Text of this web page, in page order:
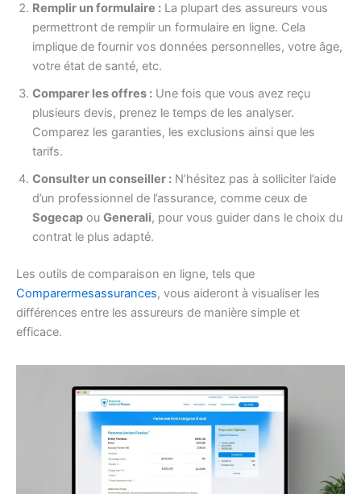
Remplir un formulaire : La plupart des assureurs vous
permettront de remplir un formulaire en ligne. Cela
implique de fournir vos données personnelles, votre âge,
votre état de santé, etc.
Comparer les offres : Une fois que vous avez reçu
plusieurs devis, prenez le temps de les analyser.
Comparez les garanties, les exclusions ainsi que les
tarifs.
Consulter un conseiller : N’hésitez pas à solliciter l’aide
d’un professionnel de l’assurance, comme ceux de
Sogecap ou Generali, pour vous guider dans le choix du
contrat le plus adapté.
Les outils de comparaison en ligne, tels que
Comparermesassurances, vous aideront à visualiser les
différences entre les assureurs de manière simple et
efficace.